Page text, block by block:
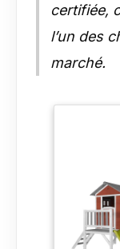
certifiée,
l’un des
marché.